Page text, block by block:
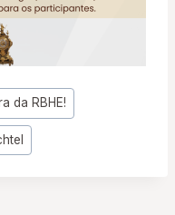
da RBHE!